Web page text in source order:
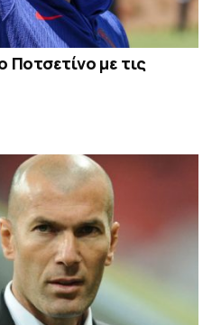
με τις